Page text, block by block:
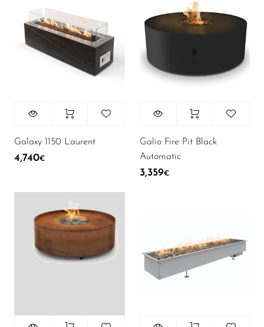
Galaxy 1150 Laurent
4,740€
Galio Fire Pit Black
Automatic
3,359€